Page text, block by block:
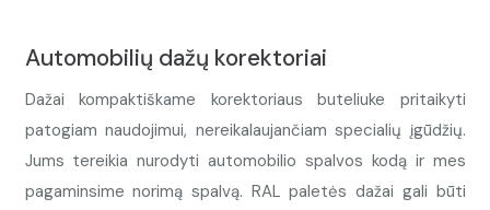
Automobilių dažų korektoriai
Dažai kompaktiškame korektoriaus buteliuke pritaikyti
patogiam naudojimui, nereikalaujančiam specialių įgūdžių.
Jums tereikia nurodyti automobilio spalvos kodą ir mes
pagaminsime norimą spalvą. RAL paletės dažai gali būti